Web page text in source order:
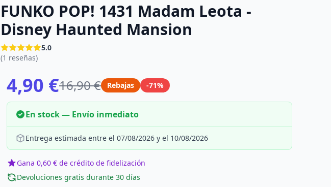
FUNKO POP! 1431 Madam Leota -
Disney Haunted Mansion
5.0
(1 reseñas)
4,90 €16,90 € Rebajas -71%
En stock — Envío inmediato
Entrega estimada entre el 07/08/2026 y el 10/08/2026
Gana 0,60 € de crédito de fidelización
Devoluciones gratis durante 30 días